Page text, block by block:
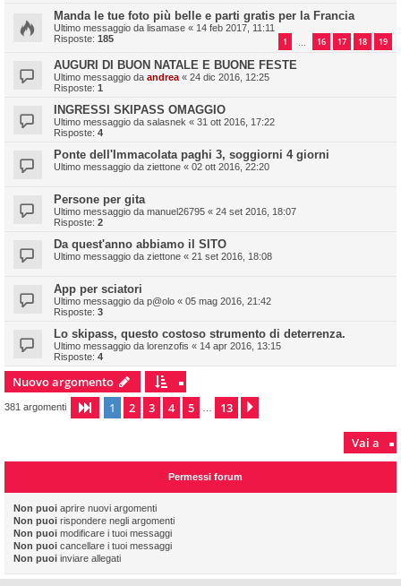
Manda le tue foto più belle e parti gratis per la Francia
Ultimo messaggio da lisamase « 14 feb 2017, 11:11
Risposte: 185 1 16 17 18 19
AUGURI DI BUON NATALE E BUONE FESTE
Ultimo messaggio da andrea« 24 dic 2016, 12:25
Risposte: 1
INGRESSI SKIPASS OMAGGIO
Ultimo messaggio da salasnek « 31 ott 2016, 17:22
Risposte: 4
Ponte dell'Immacolata paghi 3, soggiorni 4 giorni
Ultimo messaggio da ziettone « 02 ott 2016, 22:20
Persone per gita
Ultimo messaggio da manuel26795 « 24 set 2016, 18:07
Risposte: 2
Da quest'anno abbiamo il SITO
Ultimo messaggio da ziettone « 21 set 2016, 18:08
App per sciatori
Ultimo messaggio da p@olo « 05 mag 2016, 21:42
Risposte: 3
Lo skipass, questo costoso strumento di deterrenza.
Ultimo messaggio da lorenzofis « 14 apr 2016, 13:15
Risposte: 4
Nuovo argomento
381 argomenti Pagina di 13
1 2 3 4 5 … 13
Vai a
Permessi forum
Non puoi aprire nuovi argomenti
Non puoi rispondere negli argomenti
Non puoi modificare i tuoi messaggi
Non puoi cancellare i tuoi messaggi
Non puoi inviare allegati